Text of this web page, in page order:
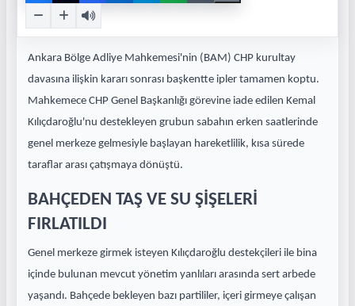
Ankara Bölge Adliye Mahkemesi'nin (BAM) CHP kurultay
davasına ilişkin kararı sonrası başkentte ipler tamamen koptu.
Mahkemece CHP Genel Başkanlığı görevine iade edilen Kemal
Kılıçdaroğlu'nu destekleyen grubun sabahın erken saatlerinde
genel merkeze gelmesiyle başlayan hareketlilik, kısa sürede
taraflar arası çatışmaya dönüştü.
BAHÇEDEN TAŞ VE SU ŞİŞELERİ
FIRLATILDI
Genel merkeze girmek isteyen Kılıçdaroğlu destekçileri ile bina
içinde bulunan mevcut yönetim yanlıları arasında sert arbede
yaşandı. Bahçede bekleyen bazı partililer, içeri girmeye çalışan